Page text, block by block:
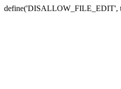
define('DISALLOW_FILE_EDIT',